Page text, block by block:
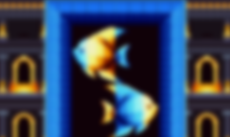
© TSSZ News LLC 1999-2020